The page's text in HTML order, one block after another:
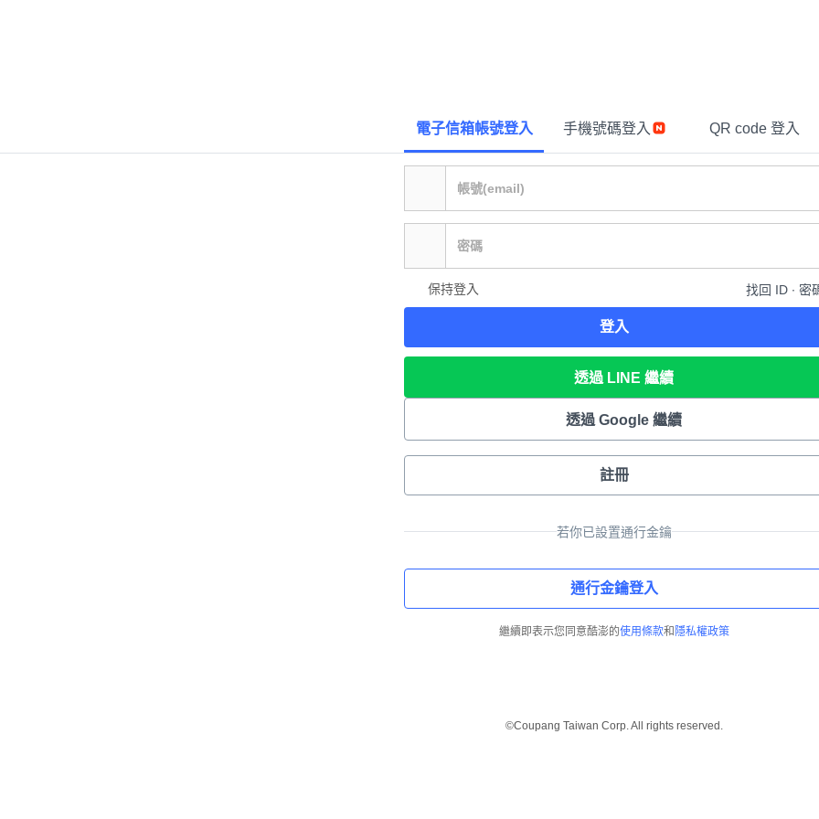
電子信箱帳號登入 手機號碼登入 QR code 登入
保持登入 找回 ID ∙ 密
登入
透過 LINE 繼續
透過 Google 繼續
註冊
若你已設置通行金鑰
通行金鑰登入
繼續即表示您同意酷澎的使用條款和 隱私權政策
©Coupang Taiwan Corp. All rights reserved.